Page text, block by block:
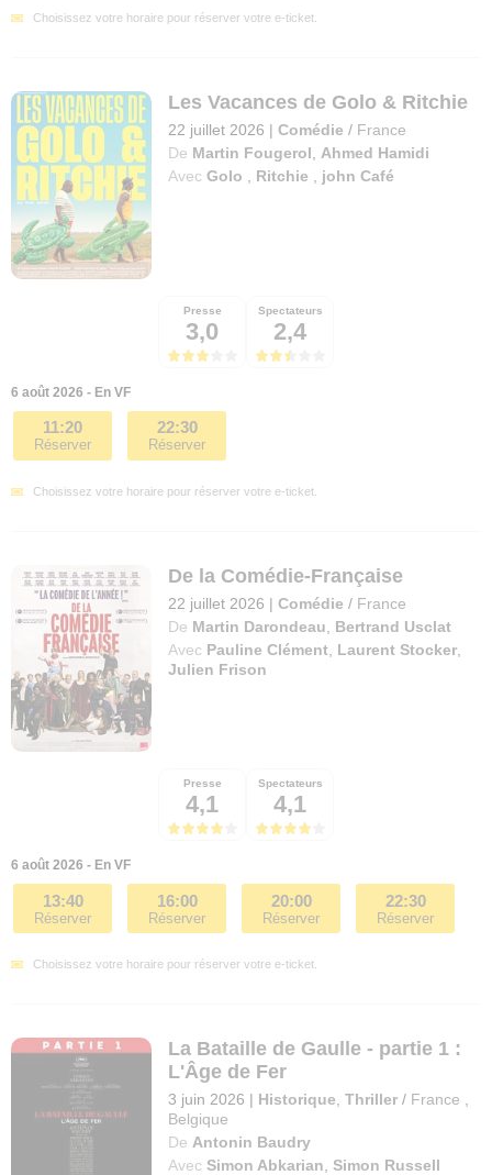
Choisissez votre horaire pour réserver votre e-ticket.
Les Vacances de Golo & Ritchie
22 juillet 2026 | Comédie / France
De Martin Fougerol
Ahmed Hamidi
Avec Golo Ritchie john Café
Presse
3,0
Spectateurs
2,4
6 août 2026 - En VF
11:20
Réserver
22:30
Réserver
Choisissez votre horaire pour réserver votre e-ticket.
De la Comédie-Française
22 juillet 2026 | Comédie / France
De Martin Darondeau
Bertrand Usclat
Avec Pauline Clément Laurent Stocker
Julien Frison
Presse
4,1
Spectateurs
4,1
6 août 2026 - En VF
13:40
Réserver
16:00
Réserver
20:00
Réserver
22:30
Réserver
Choisissez votre horaire pour réserver votre e-ticket.
La Bataille de Gaulle - partie 1 :
L'Âge de Fer
3 juin 2026 | Historique ,Thriller / France
Belgique
De Antonin Baudry
Avec Simon Abkarian ,Simon Russell